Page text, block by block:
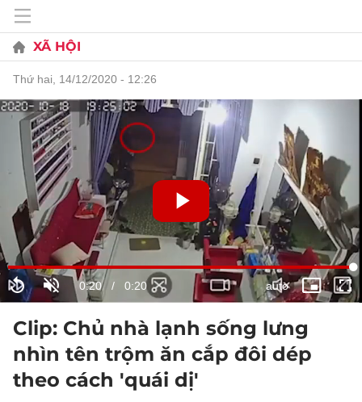
XÃ HỘI
thứ hai, 14/12/2020 - 12:26
Clip: Chủ nhà lạnh sống lưng
nhìn tên trộm ăn cắp đôi dép
theo cách 'quái dị'